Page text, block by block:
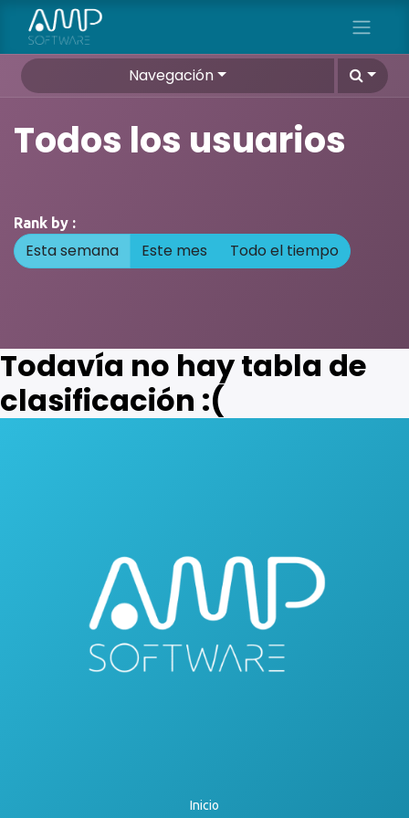
Navegación
Todos los usuarios
Rank by :
Esta semana Este mes Todo el tiempo
Todavía no hay tabla de
clasificación :(
Inicio